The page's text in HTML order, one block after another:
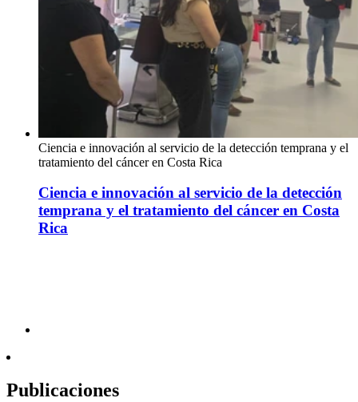
Ciencia e innovación al servicio de la detección temprana y el
tratamiento del cáncer en Costa Rica
Ciencia e innovación al servicio de la detección
temprana y el tratamiento del cáncer en Costa
Rica
Publicaciones